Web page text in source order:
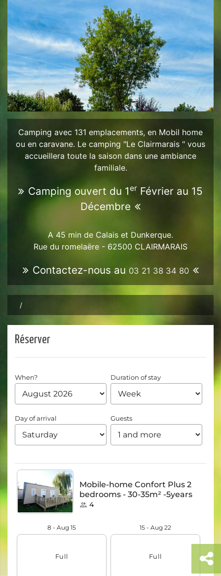
Camping avec 131 emplacements, en Mobil home
ou en caravane. Le camping "Le Clairmarais " vous
accueillera toute la saison dans une ambiance
familiale.
Camping ouvert du 1erFévrier au 15
Décembre
A 45 min de Calais et Dunkerque.
Rue du romelaëre - 62500CLAIRMARAIS
Contactez-nous au03 21 38 34 80
Réserver